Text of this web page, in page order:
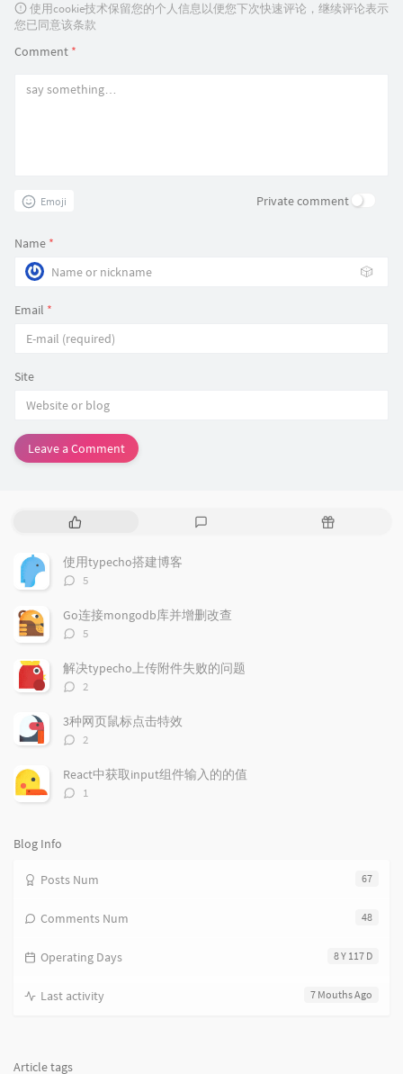
使用cookie技术保留您的个人信息以便您下次快速评论，继续评论表示
您已同意该条款
Comment *
Emoji Private comment
Name *
🎲
Email *
Site
Leave a Comment
P
p
u
a
r
r
t
c
l
s
t
m
R
使用typecho搭建博客
评
数：
5
Go连接mongodb库并增删改查
评
数：
5
解决typecho上传附件失败的问题
评
数：
2
3种网页鼠标点击特效
评
数：
2
React中获取input组件输入的的值
评1
Blog Info
67
Posts Num
48
Comments Num
8 Y 117 D
Operating Days
7 Mouths Ago
Last activity
Article tags